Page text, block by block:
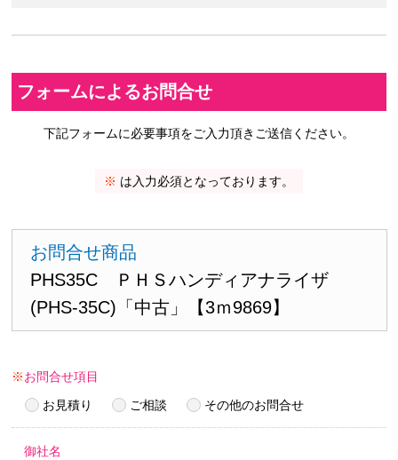
フォームによるお問合せ
下記フォームに必要事項をご入力頂きご送信ください。
※ は入力必須となっております。
お問合せ商品
PHS35C ＰＨＳハンディアナライザ
(PHS-35C)「中古」【3ｍ9869】
※お問合せ項目
お見積り
ご相談 その他のお問合せ
御社名